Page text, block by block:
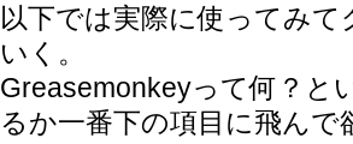
以下では実際に使ってみ
いく。
Greasemonkeyって何？と
るか一番下の項目に飛んで